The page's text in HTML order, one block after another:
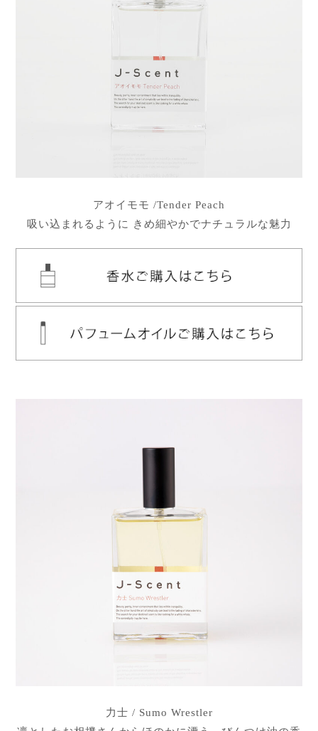
アオイモモ /Tender Peach
吸い込まれるように きめ細やかでナチュラルな魅力
力士 / Sumo Wrestler